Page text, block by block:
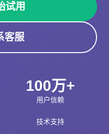
试用
客服
100万+
用户信赖
技术支持